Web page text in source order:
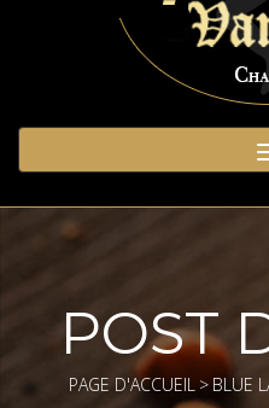
POST
PAGE D'ACCUEIL >BLUE